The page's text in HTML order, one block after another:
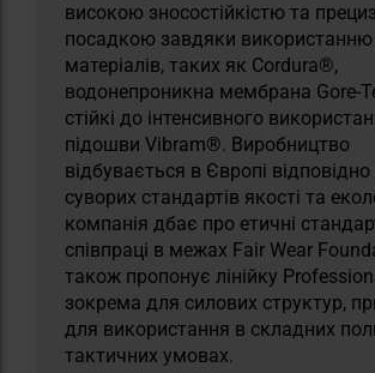
високою зносостійкістю та
посадкою завдяки використанню
матеріалів, таких як Cordura®,
водонепроникна мембрана Gore-
стійкі до інтенсивного
підошви Vibram®. Виробництво
відбувається в Європі
суворих стандартів якості та
компанія дбає про етичні
співпраці в межах Fair Wear
також пропонує лінійку
зокрема для силових структур,
для використання в складних
тактичних умовах.